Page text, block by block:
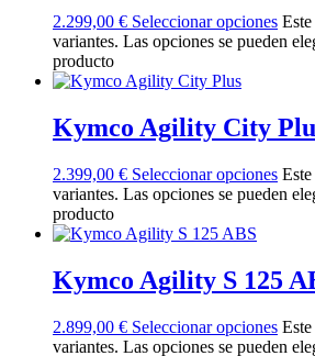
2.299,00 € Seleccionar opciones
variantes. Las opciones se pueden
producto
Kymco Agility City
2.399,00 € Seleccionar opciones
variantes. Las opciones se pueden
producto
Kymco Agility S 125
2.899,00 € Seleccionar opciones
variantes. Las opciones se pueden